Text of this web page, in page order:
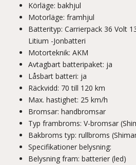
Körläge: bakhjul
Motorläge: framhjul
Batterityp: Carrierpack 36 Volt
Litium -Jonbatteri
Motorteknik: AKM
Avtagbart batteripaket: ja
Låsbart batteri: ja
Räckvidd: 70 till 120 km
Max. hastighet: 25 km/h
Bromsar: handbromsar
Typ frambroms: V-bromsar
Bakbroms typ: rullbroms
Specifikationer belysning:
Belysning fram: batterier (led)